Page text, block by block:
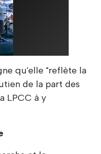
qu'elle "reflète la
de la part des
LPCC à y